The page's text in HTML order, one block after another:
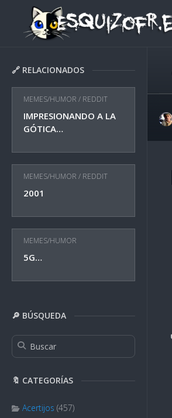
content
🔗 RELACIONADOS
MEMES/HUMOR / REDDIT
IMPRESIONANDO A LA
GÓTICA…
MEMES/HUMOR / REDDIT
2001
MEMES/HUMOR
5G…
🔎 BÚSQUEDA
🔖 CATEGORÍAS
Acertijos (457)